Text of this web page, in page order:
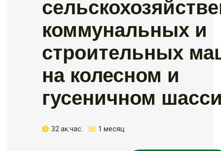
коммунальных и
строительных
на колесном и
гусеничном
32 ак.час. 1 месяц